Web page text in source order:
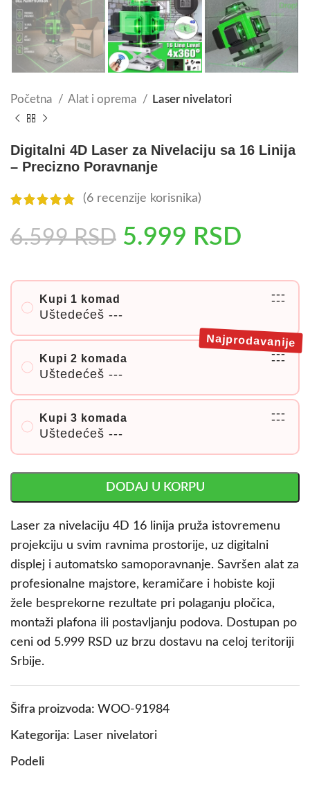
Početna Alat i oprema Laser nivelatori
Digitalni 4D Laser za Nivelaciju sa 16 Linija
– Precizno Poravnanje
(6 recenzije korisnika)
6.599RSD 5.999 RSD
Kupi 1 komad
Uštedećeš ---
---
---
Kupi 2 komada
Uštedećeš ---
---
---
Najprodavanije
Kupi 3 komada
Uštedećeš ---
---
---
DODAJ U KORPU
Laser za nivelaciju 4D 16 linija pruža istovremenu
projekciju u svim ravnima prostorije, uz digitalni
displej i automatsko samoporavnanje. Savršen alat za
profesionalne majstore, keramičare i hobiste koji
žele besprekorne rezultate pri polaganju pločica,
montaži plafona ili postavljanju podova. Dostupan po
ceni od 5.999 RSD uz brzu dostavu na celoj teritoriji
Srbije.
Šifra proizvoda: WOO-91984
Kategorija: Laser nivelatori
Podeli